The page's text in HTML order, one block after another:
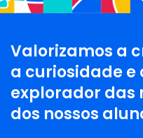
Valorizamos a
a curiosidade e
explorador das
dos nossos